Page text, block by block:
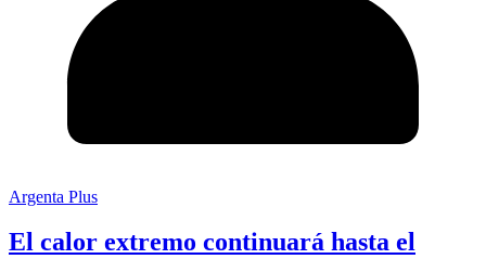
Argenta Plus
El calor extremo continuará hasta el